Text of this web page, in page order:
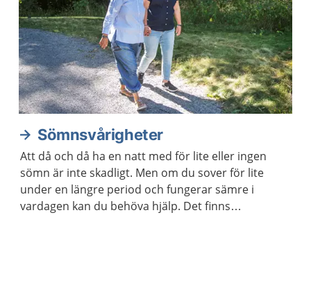
Sömnsvårigheter
Att då och då ha en natt med för lite eller ingen
sömn är inte skadligt. Men om du sover för lite
under en längre period och fungerar sämre i
vardagen kan du behöva hjälp. Det finns